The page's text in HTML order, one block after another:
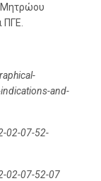
Μητρώου
and-
02-07-52-
02-07-52-07